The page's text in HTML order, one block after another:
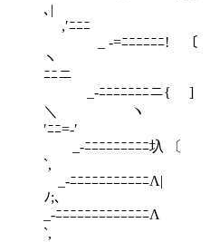
,′ﾆﾆﾆ
_ -=ﾆﾆﾆﾆ
ﾆﾆニ
_-ﾆﾆﾆﾆﾆﾆﾆ
＼
′ﾆﾆ=‐′
_-ﾆﾆﾆﾆﾆﾆﾆﾆﾆ
`, /ﾆ
_-ﾆﾆﾆﾆﾆﾆﾆﾆﾆﾆ
ﾉ;､ /
_-ﾆﾆﾆﾆﾆﾆﾆﾆﾆﾆﾆﾆ
`, 癶ﾆ